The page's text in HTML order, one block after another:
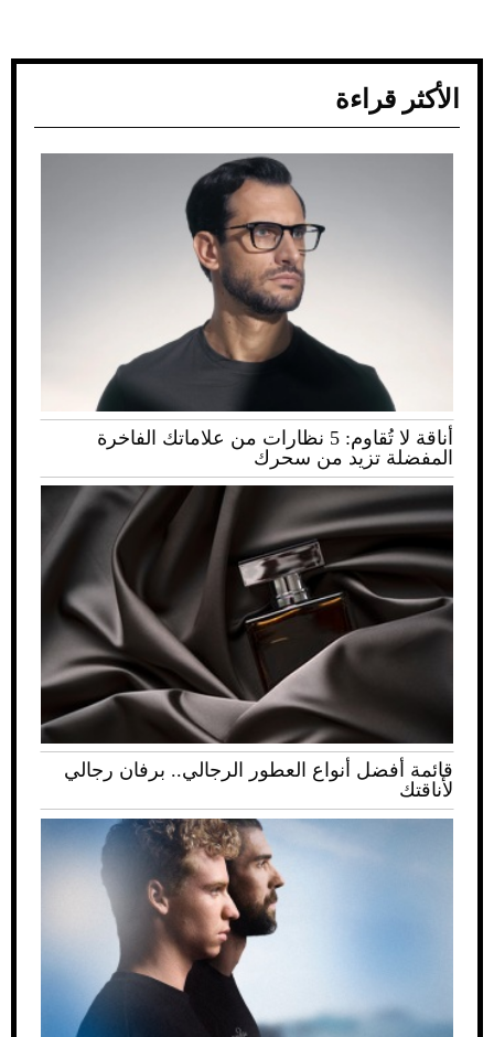
الأكثر قراءة
أناقة لا تُقاوم: 5 نظارات من علاماتك الفاخرة
المفضلة تزيد من سحرك
قائمة أفضل أنواع العطور الرجالي.. برفان رجالي
لأناقتك